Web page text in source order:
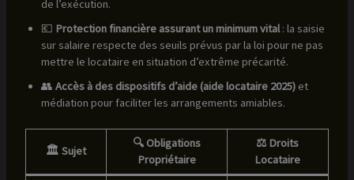
de l’exécution.
💶 Protection financière assurant un minimum vital: la saisie
sur salaire respecte des seuils prévus par la loi pour ne pas
mettre le locataire en situation d’extrême précarité.
👥 Accès à des dispositifs d’aide (aide locataire 2025)et
médiation pour faciliter les arrangements amiables.
🏛️ Sujet
🔍 Obligations
Propriétaire
⚖️ Droits
Locataire